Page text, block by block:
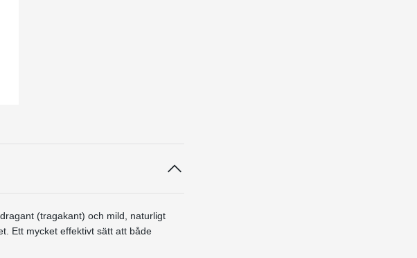
(tragakant) och mild, naturligt
Ett mycket effektivt sätt att både